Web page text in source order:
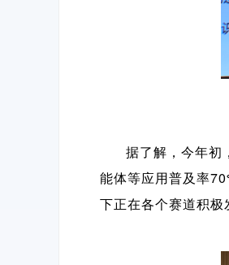
据了解，今年初
能体等应用普及率
下正在各个赛道积极